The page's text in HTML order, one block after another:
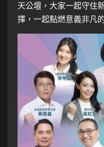
天公壇，大家一起守住
擇，一起點燃意義非凡